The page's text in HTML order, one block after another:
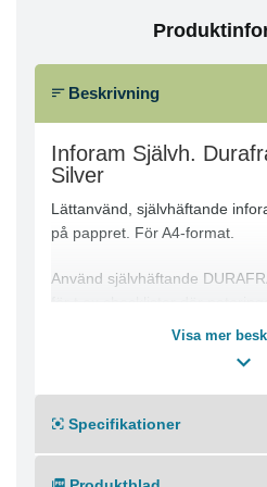
Beskrivning
Inforam Självh.
Silver
Lättanvänd, självhäftande
på pappret. För A4-format.
Använd självhäftande
för t ex checklistor där
utan verktyg eller andra
ytor.
Visa mer
Specifikationer